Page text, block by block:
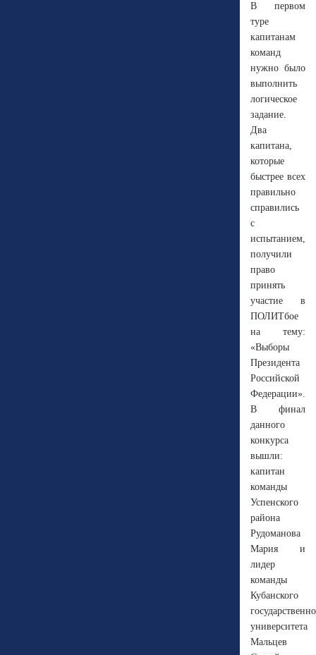
В первом
туре
капитанам
команд
нужно было
выполнить
логическое
задание.
Два
капитана,
которые
быстрее всех
правильно
справились
с
испытанием,
получили
право
принять
участие в
ПОЛИТбое
на тему:
«Выборы
Президента
Российской
Федерации».
В финал
данного
конкурса
вышли:
капитан
команды
Успенского
района
Рудоманова
Мария и
лидер
команды
Кубанского
университета
Мальцев